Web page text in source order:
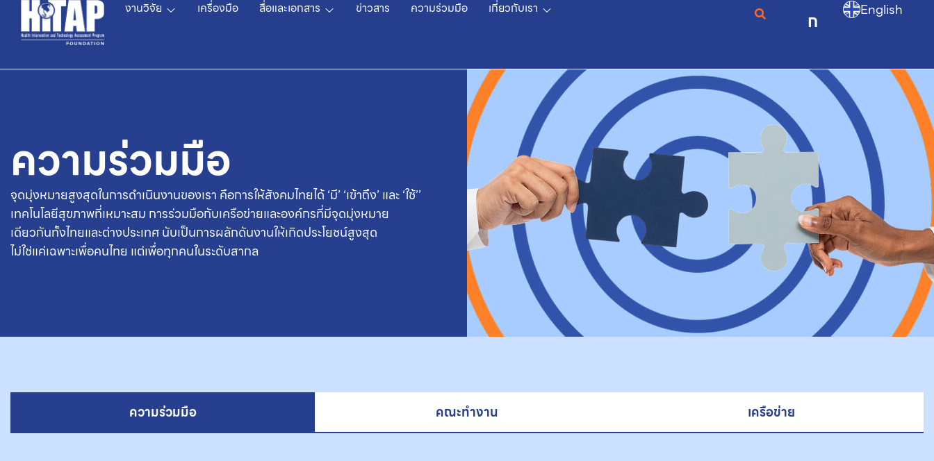
งานวิจัย เครื่องมือ สื่อและเอกสาร ข่าวสาร ความร่วมมือ เกี่ยวกับเรา
ก English
ความร่วมมือ
จุดมุ่งหมายสูงสุดในการดำเนินงานของเรา คือการให้สังคมไทยได้ ‘มี’ ‘เข้าถึง’ และ ‘ใช้’’
เทคโนโลยีสุขภาพที่เหมาะสม การร่วมมือกับเครือข่ายและองค์กรที่มีจุดมุ่งหมาย
เดียวกันทั้งไทยและต่างประเทศ นับเป็นการผลักดันงานให้เกิดประโยชน์สูงสุด
ไม่ใช่แค่เฉพาะเพื่อคนไทย แต่เพื่อทุกคนในระดับสากล
ความร่วมมือ คณะทำงาน เครือข่าย